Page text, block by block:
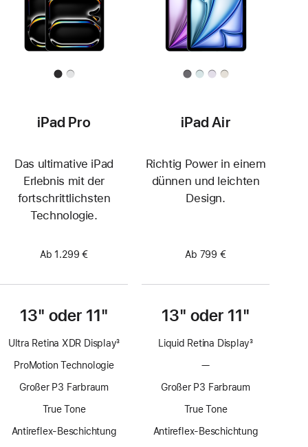
iPad Pro
Das ultimative iPad
Erlebnis mit der
fortschrittlichsten
Technologie.
Ab 1.299 €
13" oder 11"
Ultra Retina XDR Display3
ProMotion Technologie
Großer P3 Farbraum
True Tone
Antireflex-Beschichtung
iPad Air
Richtig Power in einem
dünnen und leichten
Design.
Ab 799 €
13" oder 11"
Liquid Retina Display3
—Keine
Technologie
Großer P3 Farbraum
True Tone
Antireflex-Beschichtung